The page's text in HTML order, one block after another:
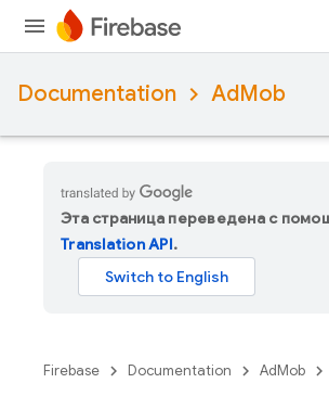
Documentation AdMob
Эта страница переведена с
Translation API.
Firebase Documentation AdMob